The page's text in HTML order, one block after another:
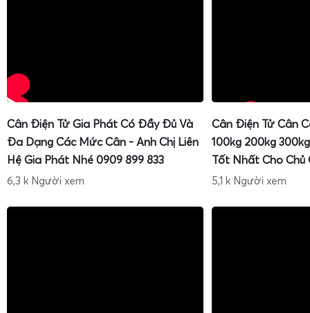
Cân Điện Tử Gia Phát Có Đầy Đủ Và
Đa Dạng Các Mức Cân - Anh Chị Liên
Hệ Gia Phát Nhé 0909 899 833
6,3 k Người xem
Cân Điện Tử Cân
100kg 200kg
Tốt Nhất Cho Chủ
5,1 k Người xem